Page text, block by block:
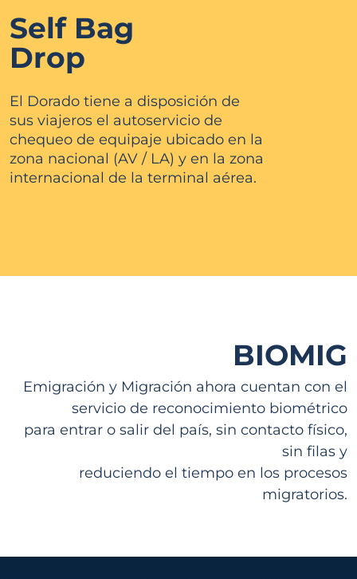
Self Bag
Drop
El Dorado tiene a disposición de
sus viajeros el autoservicio de
chequeo de equipaje ubicado en la
zona nacional (AV / LA) y en la zona
internacional de la terminal aérea.
BIOMIG
Emigración y Migración ahora cuentan con el
servicio de reconocimiento biométrico
para entrar o salir del país, sin contacto físico,
sin filas y
reduciendo el tiempo en los procesos
migratorios.